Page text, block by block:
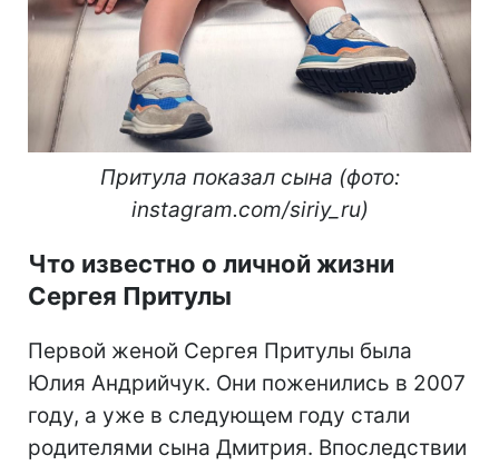
Притула показал сына (фото:
instagram.com/siriy_ru)
Что известно о личной жизни
Сергея Притулы
Первой женой Сергея Притулы была
Юлия Андрийчук. Они поженились в 2007
году, а уже в следующем году стали
родителями сына Дмитрия. Впоследствии